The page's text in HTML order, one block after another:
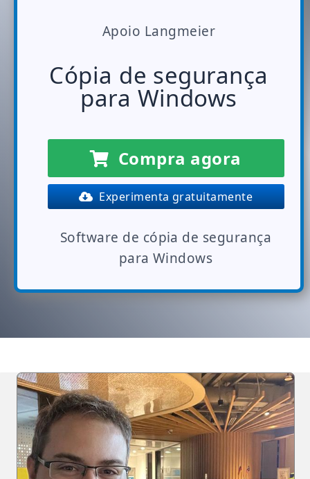
Apoio Langmeier
Cópia de segurança
para Windows
Compra agora
Experimenta gratuitamente
Software de cópia de segurança
para Windows